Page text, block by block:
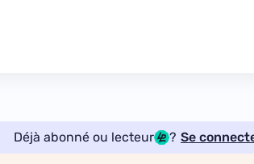
Déjà abonné ou lecteur ? Se